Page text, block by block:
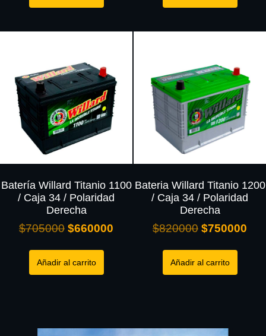
Batería Willard Titanio 1100
/ Caja 34 / Polaridad
Derecha
$705000 $660000
Añadir al carrito
Bateria Willard Titanio 1200
/ Caja 34 / Polaridad
Derecha
$820000 $750000
Añadir al carrito